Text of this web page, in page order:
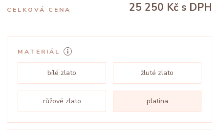
CELKOVÁ CENA 25 250 Kč s DPH
MATERIÁL
bílé zlato žluté zlato
růžové zlato platina